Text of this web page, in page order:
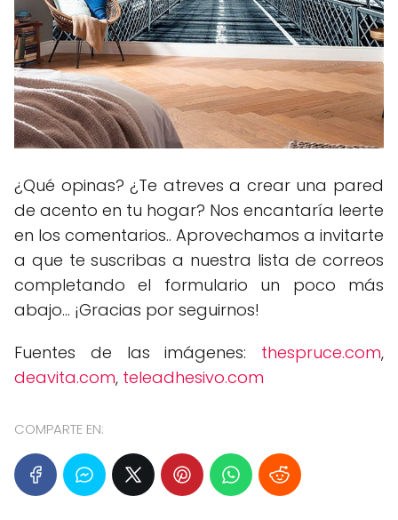
¿Qué opinas? ¿Te atreves a crear una pared
de acento en tu hogar? Nos encantaría leerte
en los comentarios.. Aprovechamos a invitarte
a que te suscribas a nuestra lista de correos
completando el formulario un poco más
abajo... ¡Gracias por seguirnos!
Fuentes de las imágenes: thespruce.com,
deavita.com, teleadhesivo.com
COMPARTE EN: